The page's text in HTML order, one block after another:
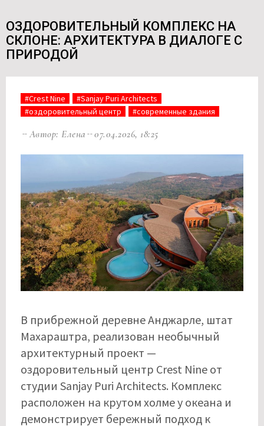
ОЗДОРОВИТЕЛЬНЫЙ КОМПЛЕКС НА
СКЛОНЕ: АРХИТЕКТУРА В ДИАЛОГЕ С
ПРИРОДОЙ
#Crest Nine
#Sanjay Puri Architects
#оздоровительный центр
#современные здания
Автор: Елена 07.04.2026, 18:25
В прибрежной деревне Анджарле, штат
Махараштра, реализован необычный
архитектурный проект —
оздоровительный центр Crest Nine от
студии Sanjay Puri Architects. Комплекс
расположен на крутом холме у океана и
демонстрирует бережный подход к